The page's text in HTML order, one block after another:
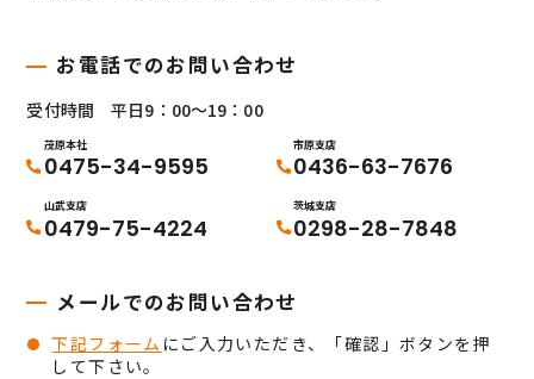
お電話でのお問い合わせ
受付時間 平日9：00～19：00
茂原本社
0475-34-9595
市原支店
0436-63-7676
山武支店
0479-75-4224
茨城支店
0298-28-7848
メールでのお問い合わせ
下記フォーム にご入力いただき、「確認」ボタンを押
して下さい。